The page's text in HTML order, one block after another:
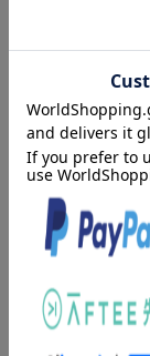
南ベトナム訪問
衝突の際、死亡し
山崎博昭の死は
死であり、当時の
「山崎博昭の遺稿」
「50年目の真相
内容紹介（「
１９６７年１０
だ。「山〓博昭
因をめぐって」収
目次（「
山〓博昭の生涯
〓博昭君を警棒